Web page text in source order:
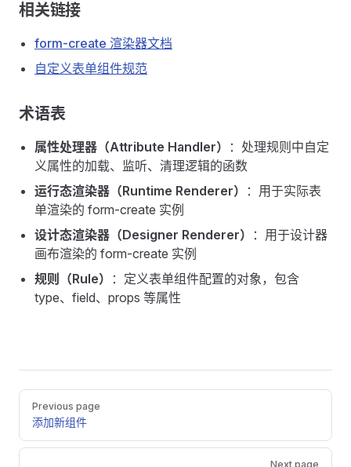
相关链接
form-create 渲染器文档
自定义表单组件规范
术语表
属性处理器（Attribute Handler）
：处理规则中自定
义属性的加载、监听、清理逻辑的函数
运行态渲染器（Runtime Renderer）
：用于实际表
单渲染的 form-create 实例
设计态渲染器（Designer Renderer）
：用于设计器
画布渲染的 form-create 实例
规则（Rule）
：定义表单组件配置的对象，包含
type、field、props 等属性
Pager
Previous page
添加新组件
Next page